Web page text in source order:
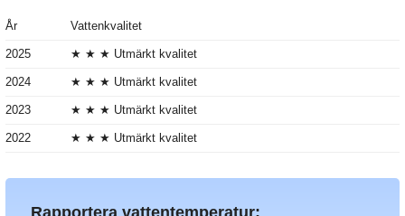
År Vattenkvalitet
2025 ★ ★ ★ Utmärkt kvalitet
2024 ★ ★ ★ Utmärkt kvalitet
2023 ★ ★ ★ Utmärkt kvalitet
2022 ★ ★ ★ Utmärkt kvalitet
Rapportera vattentemperatur: